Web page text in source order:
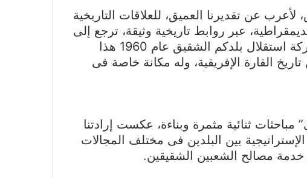
عن تقديرنا العميق، للعلاقات التاريخية
عبر روابط تاريخية وثيقة، ترجع إلى
ستينيات القرن الماضى؛ وتحديدا منذ معركة استقلال بلدكم الشقيق عام 1960 هذا
القارة الإفريقية، وله مكانة خاصة فى
ثنائية مثمرة وبناءة، عكست إرادتنا
بين البلدين فى مختلف المجالات
خدمة مصالح الشعبين الشقيقين.